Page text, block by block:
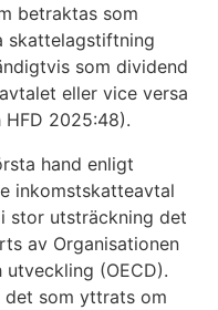
betraktas som
skattelagstiftning
som dividend
eller vice versa
2025:48).
hand enligt
inkomstskatteavtal
stor utsträckning det
av Organisationen
(OECD).
som yttrats om